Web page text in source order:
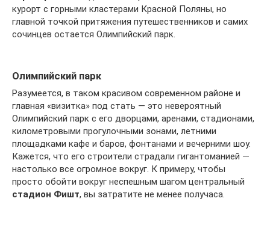
курорт с горными кластерами Красной Поляны, но
главной точкой притяжения путешественников и самих
сочинцев остается Олимпийский парк.
Олимпийский парк
Разумеется, в таком красивом современном районе и
главная «визитка» под стать — это невероятный
Олимпийский парк с его дворцами, аренами, стадионами,
километровыми прогулочными зонами, летними
площадками кафе и баров, фонтанами и вечерними шоу.
Кажется, что его строители страдали гигантоманией —
настолько все огромное вокруг. К примеру, чтобы
просто обойти вокруг неспешным шагом центральный
стадион Фишт, вы затратите не менее получаса.